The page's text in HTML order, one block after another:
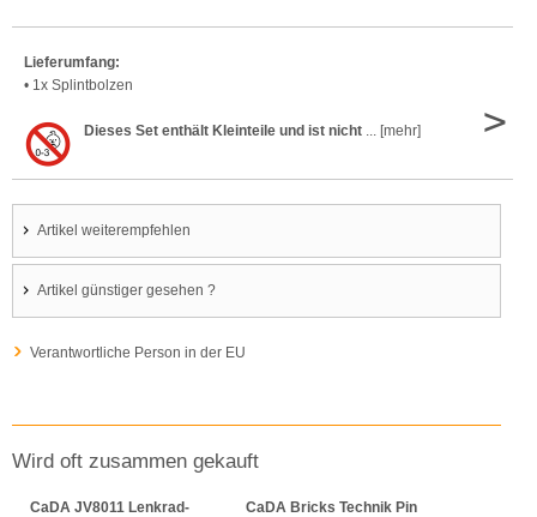
Lieferumfang:
• 1x Splintbolzen
Dieses Set enthält Kleinteile und ist nicht ... [mehr] >
Artikel weiterempfehlen
Artikel günstiger gesehen ?
Verantwortliche Person in der EU
Wird oft zusammen gekauft
CaDA JV8011 Lenkrad-
CaDA Bricks Technik Pin